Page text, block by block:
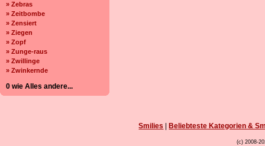
» Zebras
» Zeitbombe
» Zensiert
» Ziegen
» Zopf
» Zunge-raus
» Zwillinge
» Zwinkernde
0 wie Alles andere...
Smilies Beliebteste Kategorien &
(c) 2008-